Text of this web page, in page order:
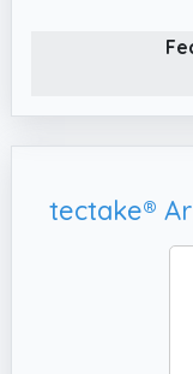
✔️